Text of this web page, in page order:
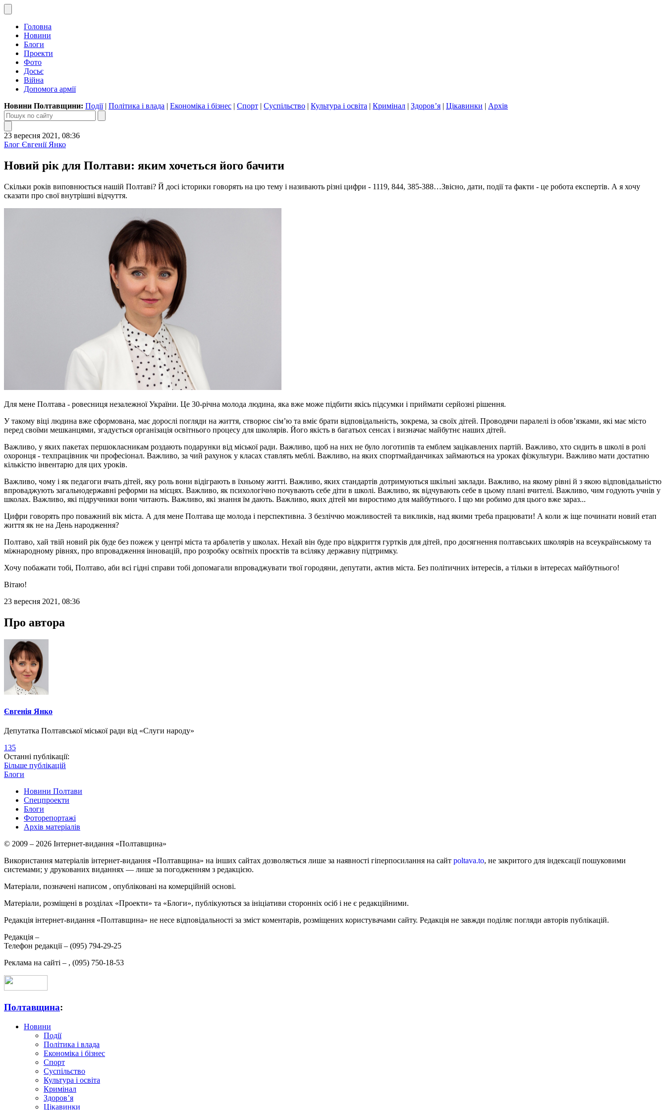
Головна
Новини
Блоги
Проекти
Фото
Досьє
Війна
Допомога армії
Новини Полтавщини: Події| Політика і влада | Економіка і бізнес | Спорт | Суспільство | Культура і освіта | Кримінал | Здоров’я | Цікавинки | Архів
23 вересня 2021, 08:36
Блог Євгенії Янко
Новий рік для Полтави: яким хочеться його бачити
Скільки років виповнюється нашій Полтаві? Й досі історики говорять на цю тему і називають різні цифри - 1119, 844, 385-388…Звісно, дати, події та факти - це робота експертів. А я хочу
сказати про свої внутрішні відчуття.
Для мене Полтава - ровесниця незалежної України. Це 30-річна молода людина, яка вже може підбити якісь підсумки і приймати серйозні рішення.
У такому віці людина вже сформована, має дорослі погляди на життя, створює сім’ю та вміє брати відповідальність, зокрема, за своїх дітей. Проводячи паралелі із обов’язками, які має місто
перед своїми мешканцями, згадується організація освітнього процесу для школярів. Його якість в багатьох сенсах і визначає майбутнє наших дітей.
Важливо, у яких пакетах першокласникам роздають подарунки від міської ради. Важливо, щоб на них не було логотипів та емблем зацікавлених партій. Важливо, хто сидить в школі в ролі
охоронця - техпрацівник чи професіонал. Важливо, за чий рахунок у класах ставлять меблі. Важливо, на яких спортмайданчиках займаються на уроках фізкультури. Важливо мати достатню
кількістю інвентарю для цих уроків.
Важливо, чому і як педагоги вчать дітей, яку роль вони відіграють в їхньому житті. Важливо, яких стандартів дотримуються шкільні заклади. Важливо, на якому рівні й з якою відповідальністю
впроваджують загальнодержавні реформи на місцях. Важливо, як психологічно почувають себе діти в школі. Важливо, як відчувають себе в цьому плані вчителі. Важливо, чим годують учнів у
школах. Важливо, які підручники вони читають. Важливо, які знання їм дають. Важливо, яких дітей ми виростимо для майбутнього. І що ми робимо для цього вже зараз...
Цифри говорять про поважний вік міста. А для мене Полтава ще молода і перспективна. З безліччю можливостей та викликів, над якими треба працювати! А коли ж іще починати новий етап
життя як не на День народження?
Полтаво, хай твій новий рік буде без пожеж у центрі міста та арбалетів у школах. Нехай він буде про відкриття гуртків для дітей, про досягнення полтавських школярів на всеукраїнському та
міжнародному рівнях, про впровадження інновацій, про розробку освітніх проєктів та всіляку державну підтримку.
Хочу побажати тобі, Полтаво, аби всі гідні справи тобі допомагали впроваджувати твої городяни, депутати, актив міста. Без політичних інтересів, а тільки в інтересах майбутнього!
Вітаю!
23 вересня 2021, 08:36
Про автора
Євгенія Янко
Депутатка Полтавської міської ради від «Слуги народу»
135
Останні публікації:
Більше публікацій
Блоги
Новини Полтави
Спецпроекти
Блоги
Фоторепортажі
Архів матеріалів
© 2009 – 2026 Інтернет-видання «Полтавщина»
Використання матеріалів інтернет-видання «Полтавщина» на інших сайтах дозволяється лише за наявності гіперпосилання на сайт poltava.to, не закритого для індексації пошуковими
системами; у друкованих виданнях — лише за погодженням з редакцією.
Матеріали, позначені написом , опубліковані на комерційній основі.
Матеріали, розміщені в розділах «Проекти» та «Блоги», публікуються за ініціативи сторонніх осіб і не є редакційними.
Редакція інтернет-видання «Полтавщина» не несе відповідальності за зміст коментарів, розміщених користувачами сайту. Редакція не завжди поділяє погляди авторів публікацій.
Редакція –
Телефон редакції – (095) 794-29-25
Реклама на сайті – , (095) 750-18-53
Полтавщина:
Новини
Події
Політика і влада
Економіка і бізнес
Спорт
Суспільство
Культура і освіта
Кримінал
Здоров’я
Цікавинки